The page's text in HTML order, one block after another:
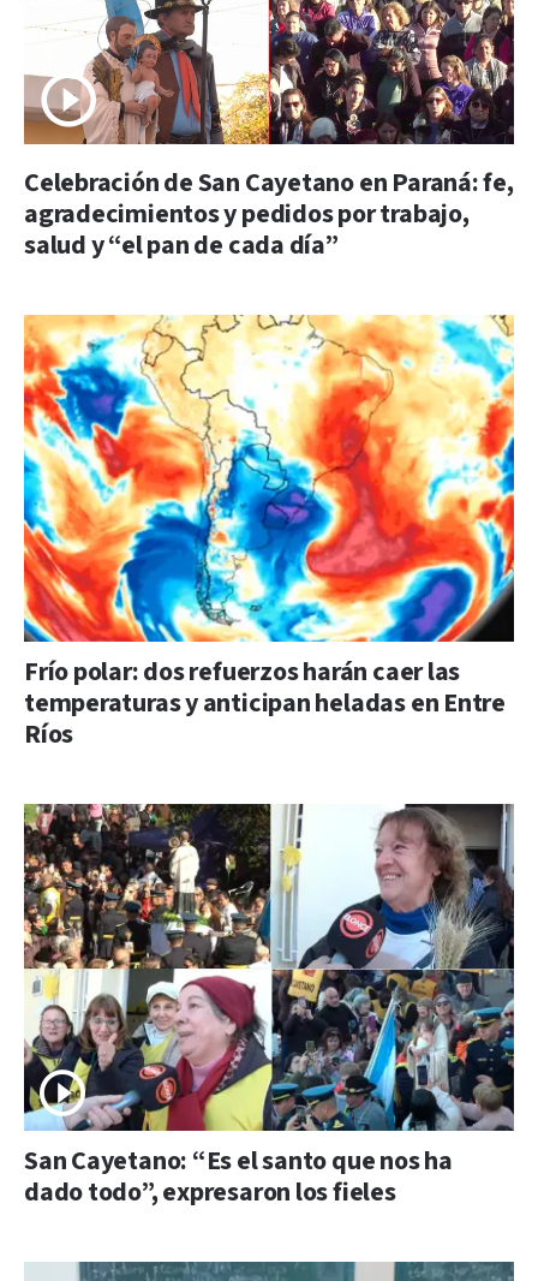
Celebración de San Cayetano en Paraná: fe,
agradecimientos y pedidos por trabajo,
salud y “el pan de cada día”
Frío polar: dos refuerzos harán caer las
temperaturas y anticipan heladas en Entre
Ríos
San Cayetano: “Es el santo que nos ha
dado todo”, expresaron los fieles